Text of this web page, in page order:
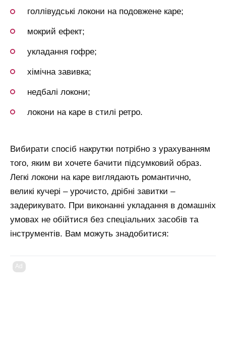
голлівудські локони на подовжене каре;
мокрий ефект;
укладання гофре;
хімічна завивка;
недбалі локони;
локони на каре в стилі ретро.
Вибирати спосіб накрутки потрібно з урахуванням
того, яким ви хочете бачити підсумковий образ.
Легкі локони на каре виглядають романтично,
великі кучері – урочисто, дрібні завитки –
задерикувато. При виконанні укладання в домашніх
умовах не обійтися без спеціальних засобів та
інструментів. Вам можуть знадобитися:
Ad